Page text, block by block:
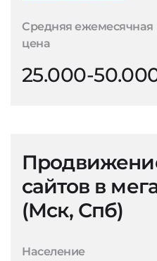
Средняя ежемесячная
цена
25.000-
сайтов в
(Мск, Спб)
Население